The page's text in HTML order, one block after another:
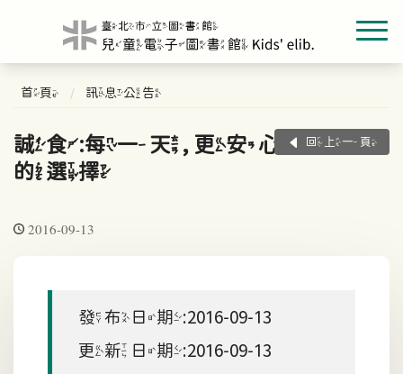
首頁 訊息公告
誠食:每一天, 更安心
的選擇
回上一頁
2016-09-13
發布日期:2016-09-13
更新日期:2016-09-13